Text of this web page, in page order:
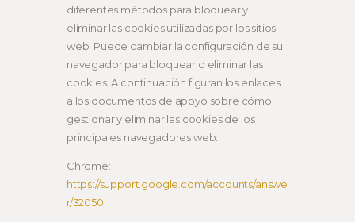
diferentes métodos para bloquear y
eliminar las cookies utilizadas por los sitios
web. Puede cambiar la configuración de su
navegador para bloquear o eliminar las
cookies. A continuación figuran los enlaces
a los documentos de apoyo sobre cómo
gestionar y eliminar las cookies de los
principales navegadores web.
Chrome:
https://support.google.com/accounts/answe
r/32050